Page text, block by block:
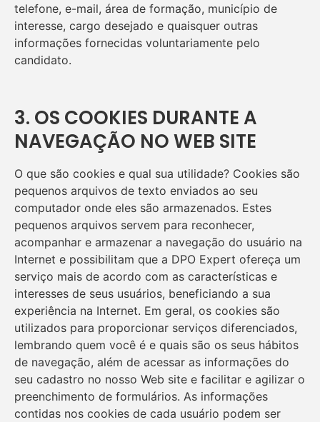
telefone, e-mail, área de formação, município de
interesse, cargo desejado e quaisquer outras
informações fornecidas voluntariamente pelo
candidato.
3. OS COOKIES DURANTE A
NAVEGAÇÃO NO WEB SITE
O que são cookies e qual sua utilidade? Cookies são
pequenos arquivos de texto enviados ao seu
computador onde eles são armazenados. Estes
pequenos arquivos servem para reconhecer,
acompanhar e armazenar a navegação do usuário na
Internet e possibilitam que a DPO Expert ofereça um
serviço mais de acordo com as características e
interesses de seus usuários, beneficiando a sua
experiência na Internet. Em geral, os cookies são
utilizados para proporcionar serviços diferenciados,
lembrando quem você é e quais são os seus hábitos
de navegação, além de acessar as informações do
seu cadastro no nosso Web site e facilitar e agilizar o
preenchimento de formulários. As informações
contidas nos cookies de cada usuário podem ser